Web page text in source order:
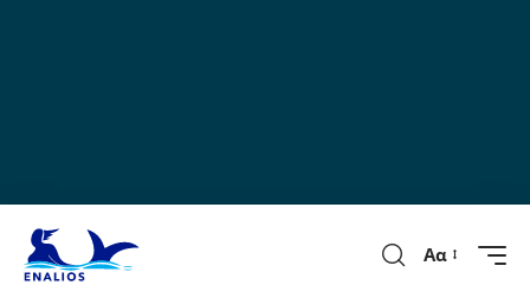
Αα